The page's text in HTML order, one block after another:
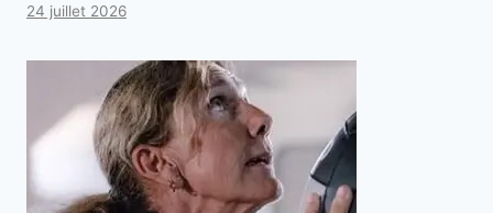
24 juillet 2026